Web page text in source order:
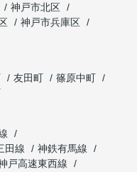
神戸市北区
神戸市兵庫区
友田町
篠原中町
田線
神鉄有馬線
戸高速東西線